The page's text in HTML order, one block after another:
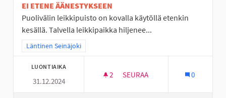
EI ETENE ÄÄNESTYKSEEN
Puolivälin leikkipuisto on kovalla käytöllä etenkin
kesällä. Talvella leikkipaikka hiljenee...
Rajaa tulokset teeman mukaan: Läntinen Seinäjoki
Läntinen Seinäjoki
LUONTIAIKA
31.12.2024
2 2 SEURAAJAA
SEURAA 0